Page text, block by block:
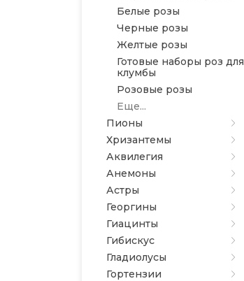
Белые розы
Черные розы
Желтые розы
Готовые наборы роз для
клумбы
Розовые розы
Еще...
Пионы
Хризантемы
Аквилегия
Анемоны
Астры
Георгины
Гиацинты
Гибискус
Гладиолусы
Гортензии